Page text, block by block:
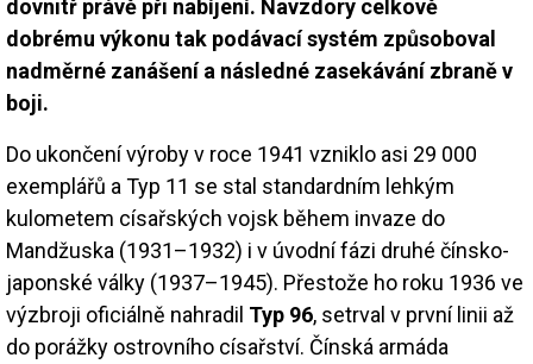
dovnitř právě při nabíjení. Navzdory celkově
dobrému výkonu tak podávací systém způsoboval
nadměrné zanášení a následné zasekávání zbraně v
boji.
Do ukončení výroby v roce 1941 vzniklo asi 29 000
exemplářů a Typ 11 se stal standardním lehkým
kulometem císařských vojsk během invaze do
Mandžuska (1931–1932) i v úvodní fázi druhé čínsko-
japonské války (1937–1945). Přestože ho roku 1936 ve
výzbroji oficiálně nahradil Typ 96, setrval v první linii až
do porážky ostrovního císařství. Čínská armáda